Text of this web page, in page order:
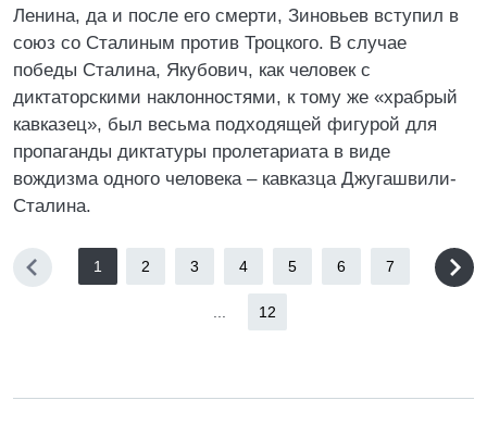
Ленина, да и после его смерти, Зиновьев вступил в
союз со Сталиным против Троцкого. В случае
победы Сталина, Якубович, как человек с
диктаторскими наклонностями, к тому же «храбрый
кавказец», был весьма подходящей фигурой для
пропаганды диктатуры пролетариата в виде
вождизма одного человека – кавказца Джугашвили-
Сталина.
1 2 3 4 5 6 7
12